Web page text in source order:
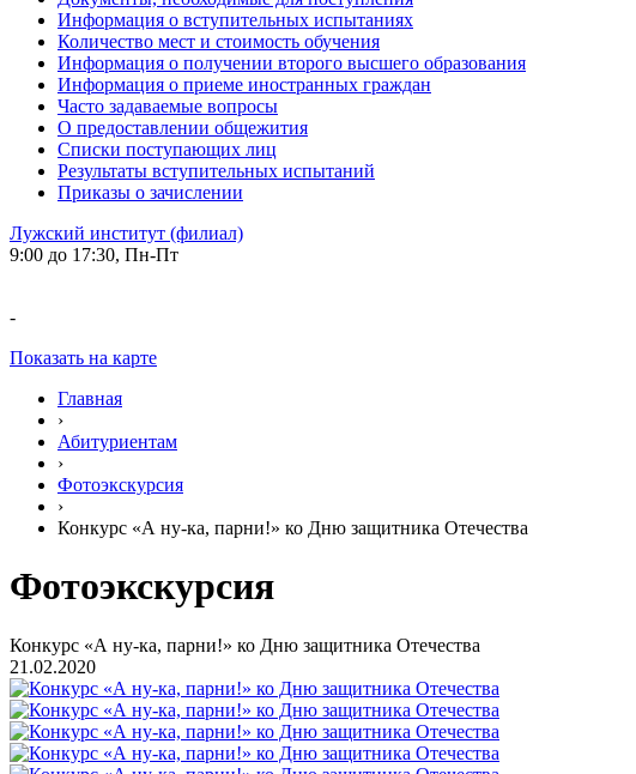
Информация о вступительных испытаниях
Количество мест и стоимость обучения
Информация о получении второго высшего образования
Информация о приеме иностранных граждан
Часто задаваемые вопросы
О предоставлении общежития
Списки поступающих лиц
Результаты вступительных испытаний
Приказы о зачислении
Лужский институт (филиал)
9:00 до 17:30, Пн-Пт
-
Показать на карте
Главная
›
Абитуриентам
›
Фотоэкскурсия
›
Конкурс «А ну-ка, парни!» ко Дню защитника Отечества
Фотоэкскурсия
Конкурс «А ну-ка, парни!» ко Дню защитника Отечества
21.02.2020